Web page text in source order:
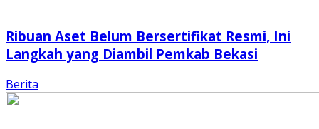
Ribuan Aset Belum Bersertifikat Resmi, Ini
Langkah yang Diambil Pemkab Bekasi
Berita